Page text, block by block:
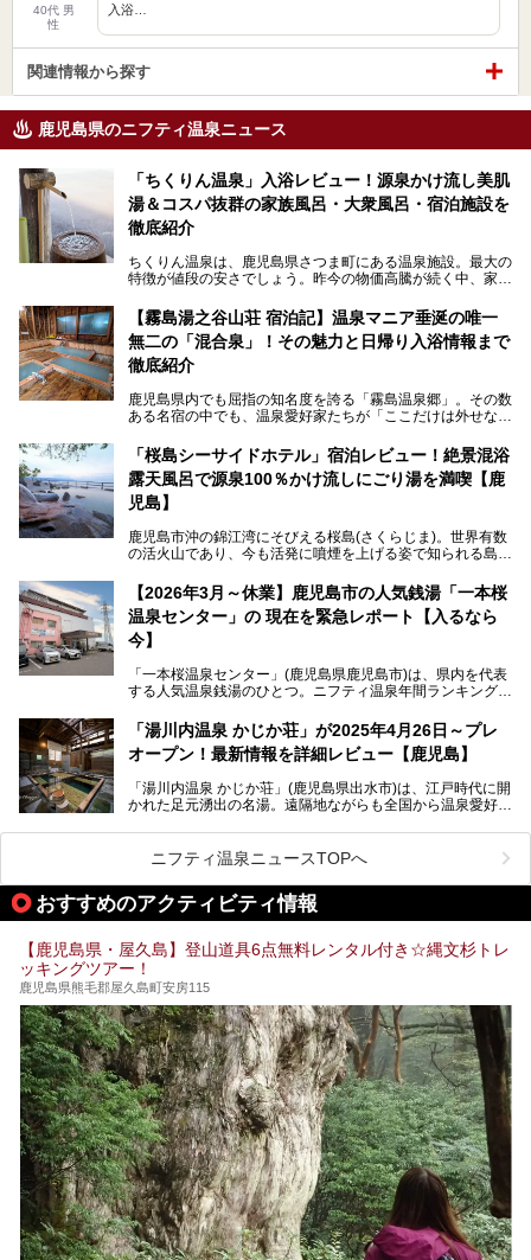
40代 男
性
入浴…
関連情報から探す
鹿児島県のニフティ温泉ニュース
「ちくりん温泉」入浴レビュー！源泉かけ流し美肌
湯＆コスパ抜群の家族風呂・大衆風呂・宿泊施設を
徹底紹介
ちくりん温泉は、鹿児島県さつま町にある温泉施設。最大の
特徴が値段の安さでしょう。昨今の物価高騰が続く中、家族
4,000円～、と驚くべき価格を維持。
さらに、源泉100％かけ流しのツルツル美肌湯を堪能できる
点にも注目すべき。30年以上全国の温泉を巡った筆者の経
験上、穴場中の穴場と言っても決して過言ではありません。
今回は「ちくりん温泉」の家族風呂・大衆風呂・宿泊施設に
ついて、徹底レビューします！
【霧島湯之谷山荘 宿泊記】温泉マニア垂涎の唯一
無二の「混合泉」！その魅力と日帰り入浴情報まで
徹底紹介
鹿児島県内でも屈指の知名度を誇る「霧島温泉郷」。その数
ある名宿の中でも、温泉愛好家たちが「ここだけは外せな
山荘）」です。
最大の魅力は、ここでしか体験できない絶妙なバランスの
「自噴混合泉」。今回は、その極上の湯を心ゆくまで堪能す
べく宿泊し、実際に感じたお湯のちからと宿の魅力を詳しく
レポートします。
また、気軽に立ち寄りたい方のための「日帰り入浴情報」も
併せて解説。温泉マニアをも唸らせる“生きたお湯”の正体に
迫ります。
「桜島シーサイドホテル」宿泊レビュー！絶景混浴
露天風呂で源泉100％かけ流しにごり湯を満喫【鹿
児島】
鹿児島市沖の錦江湾にそびえる桜島(さくらじま)。世界有数
の活火山であり、今も活発に噴煙を上げる姿で知られる島で
ートホテル。最大の魅力が、錦江湾に面した絶景混浴露天風
呂でしょう。源泉100％かけ流しのにごり湯は、多くの温泉
ファンを魅了する存在です。
今回筆者自ら宿泊。桜島シーサイドホテルの“温泉”はじめ、
食事やアクセスなど詳細レビューします。
【2026年3月～休業】鹿児島市の人気銭湯「一本桜
温泉センター」の 現在を緊急レポート【入るなら
今】
「一本桜温泉センター」(鹿児島県鹿児島市)は、県内を代表
する人気温泉銭湯のひとつ。ニフティ温泉年間ランキング2
営業なので、就寝前の入浴や寝起き一番の朝湯など利便性が
抜群！ 多くの常連客やファンでいつも賑わっています。し
かし建物の老朽化に伴い、2026年2月28日24時をもって休
は約2年後を予定しています。
「湯川内温泉 かじか荘」が2025年4月26日～プレ
オープン！最新情報を詳細レビュー【鹿児島】
「湯川内温泉 かじか荘」(鹿児島県出水市)は、江戸時代に開
かれた足元湧出の名湯。遠隔地ながらも全国から温泉愛好家
いえる存在です。2023年にいったん閉館しましたが、その
後経営が変わり、復旧作業を実施。2025年4月26日に日帰
り入浴施設としてプレオープンしました。
乗り込みましたが、今回もオープン前日から初日にかけて現
地訪問。リニューアルした浴室・最新情報を中心に、以前と
の相違点や注意事項などを詳細レビューします。
ニフティ温泉ニュースTOPへ
おすすめのアクティビティ情報
【鹿児島県・屋久島】登山道具6点無料レンタル付き☆縄文杉トレ
ッキングツアー！
鹿児島県熊毛郡屋久島町安房115